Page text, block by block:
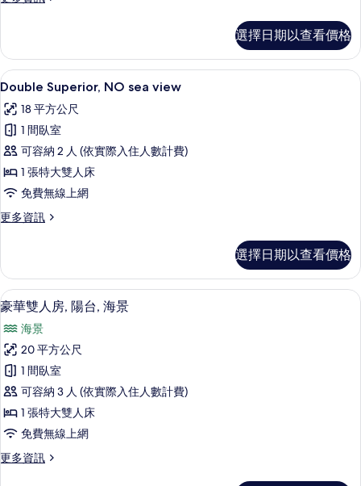
園
觀
的
所
有
相
片
雙
人
房,
園
景
的
詳
情
選擇日期以查看價格
顯
示
Double
Superior,
NO
sea
view
的
相
片
Double Superior, NO sea view | 1 間
7
Double Superior, NO sea view
18 平方公尺
1 間臥室
可容納 2 人 (依實際入住人數計費)
1 張特大雙人床
免費無線上網
更多資訊
更
NO
sea
view
詳
情
選擇日期以查看價格
顯
示
豪
華
雙
人
房,
陽
台,
豪華雙人房, 陽台, 海景 | 1 間臥室、舒
10
豪華雙人房, 陽台, 海景
海景
20 平方公尺
1 間臥室
可容納 3 人 (依實際入住人數計費)
1 張特大雙人床
免費無線上網
更多資訊
更